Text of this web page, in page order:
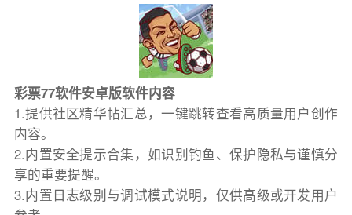
彩票77软件安卓版软件内容
1.提供社区精华帖汇总，一键跳转查看高质量用户创作
内容。
2.内置安全提示合集，如识别钓鱼、保护隐私与谨慎分
享的重要提醒。
3.内置日志级别与调试模式说明，仅供高级或开发用户